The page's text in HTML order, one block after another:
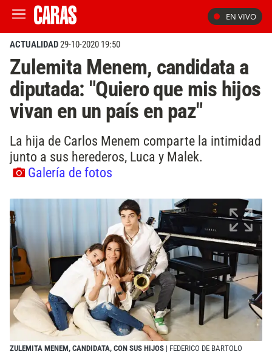
EN VIVO
ACTUALIDAD29-10-2020 19:50
Zulemita Menem, candidata a
diputada: "Quiero que mis hijos
vivan en un país en paz"
La hija de Carlos Menem comparte la intimidad
junto a sus herederos, Luca y Malek.
Galería de fotos
ZULEMITA MENEM, CANDIDATA, CON SUS HIJOS | FEDERICO DE BARTOLO